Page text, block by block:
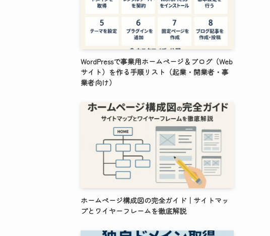
WordPressで事業用ホームページ＆ブログ（Web
サイト）を作る手順リスト（起業・開業者・事
業者向け）
ホームページ構成図の完全ガイド｜サイトマッ
プとワイヤーフレームを徹底解説